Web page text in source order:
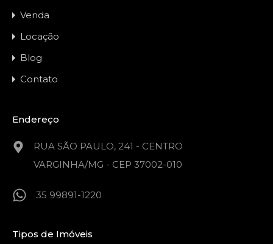
Venda
Locação
Blog
Contato
Endereço
RUA SÃO PAULO, 241 - CENTRO
VARGINHA/MG - CEP 37002-010
35 99891-1220
Tipos de Imóveis